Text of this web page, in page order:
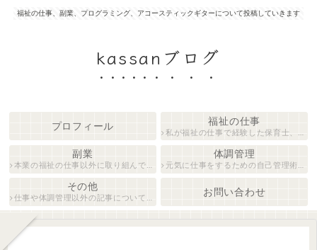
福祉の仕事、副業、プログラミング、アコースティックギターについて投稿していきます
kassanブログ
プロフィール 福祉の仕事
私が福祉の仕事で経験した保育士、障がい者生活支援員について紹介します。
副業
本業の福祉の仕事以外に取り組んでいる仕事について紹介します。
体調管理
元気に仕事をするための自己管理術について説明します。
その他
仕事や体調管理以外の記事について執筆しています。
お問い合わせ